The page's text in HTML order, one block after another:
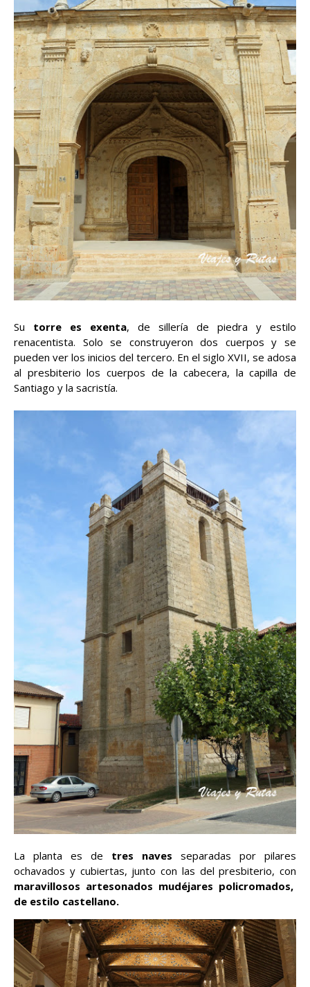
Su torre es exenta, de sillería de piedra y estilo
renacentista. Solo se construyeron dos cuerpos y se
pueden ver los inicios del tercero. En el siglo XVII, se adosa
al presbiterio los cuerpos de la cabecera, la capilla de
Santiago y la sacristía.
La planta es de tres naves separadas por pilares
ochavados y cubiertas, junto con las del presbiterio, con
maravillosos artesonados mudéjares policromados,
de estilo castellano.